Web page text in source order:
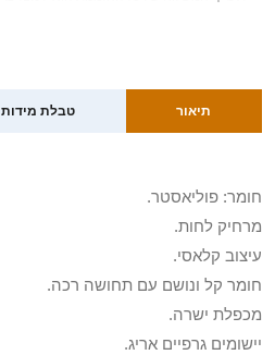
תיאור טבלת מידות
חומר: פוליאסטר.
מרחיק לחות.
עיצוב קלאסי.
חומר קל ונושם עם תחושה רכה.
מכפלת ישרה.
יישומים גרפיים אריג.